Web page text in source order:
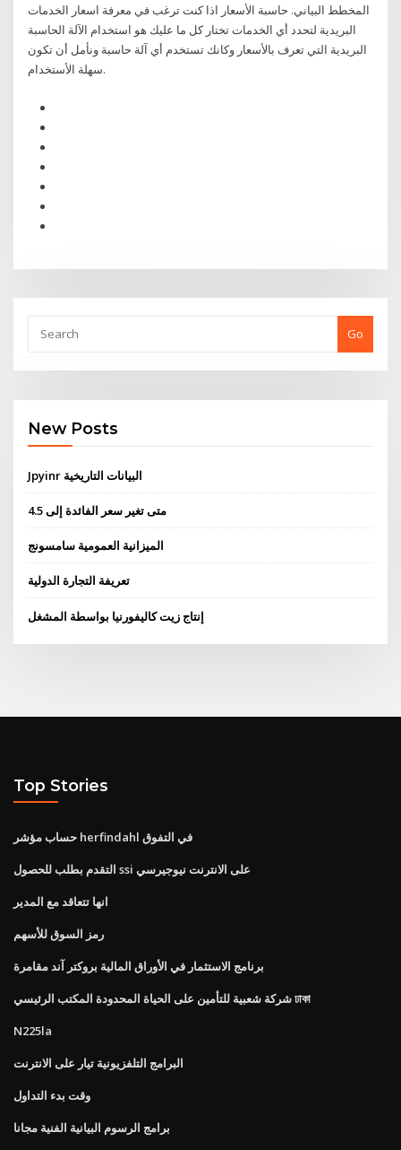
المخطط البياني. حاسبة الأسعار اذا كنت ترغب في معرفة اسعار الخدمات
البريدية لتحدد أي الخدمات تختار كل ما عليك هو استخدام الآلة الحاسبة
البريدية التي تعرف بالأسعار وكانك تستخدم أي آلة حاسبة ونأمل أن تكون
سهلة الأستخدام.
Go
New Posts
Jpyinr البيانات التاريخية
متى تغير سعر الفائدة إلى 4.5
الميزانية العمومية سامسونج
تعريفة التجارة الدولية
إنتاج زيت كاليفورنيا بواسطة المشغل
Top Stories
حساب مؤشر herfindahl في التفوق
التقدم بطلب للحصول ssi على الانترنت نيوجيرسي
انها تتعاقد مع المدير
رمز السوق للأسهم
برنامج الاستثمار في الأوراق المالية بروكتر آند مقامرة
شركة شعبية للتأمين على الحياة المحدودة المكتب الرئيسي ঢাকা
N225la
البرامج التلفزيونية تيار على الانترنت
وقت بدء التداول
برامج الرسوم البيانية الفنية مجانا